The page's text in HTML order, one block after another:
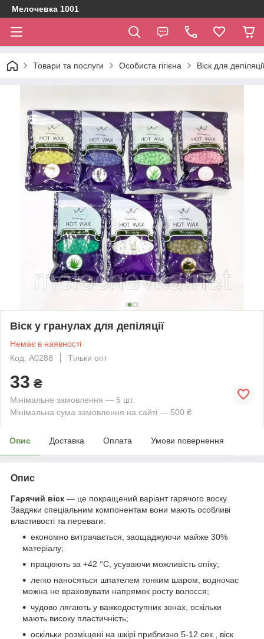
Мелочевка 1001
Товари та послуги Особиста гігієна Віск для депіляції
Віск у гранулах для депіляції
Немає в наявності
Код: А0288
Тільки опт
33 ₴
Мінімальне замовлення — 5 шт.
Мінімальна сума замовлення на сайті — 500 ₴
Опис Доставка Оплата Умови повернення
Опис
Гарячий віск — це покращений варіант гарячого воску.
Завдяки спеціальним компонентам вони мають особливі
властивості та переваги:
економно витрачається, заощаджуючи майже 30%
матеріалу;
працюють за +42 °C, усуваючи можливість опіку;
легко наносяться шпателем тонким шаром, водночас
можна не враховувати напрямок росту волосся;
чудово лягають у важкодоступних зонах, оскільки
мають високу пластичність;
оскільки розміщені на шкірі приблизно 5-12 сек., віск